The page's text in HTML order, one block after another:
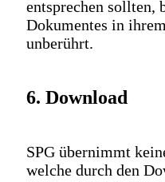
entsprechen sollten,
Dokumentes in
unberührt.
6. Download
SPG übernimmt
welche durch den